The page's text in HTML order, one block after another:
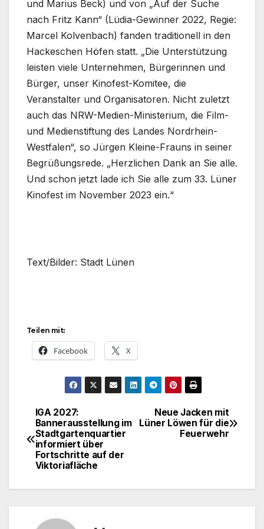
und Marius Beck) und von „Auf der Suche
nach Fritz Kann“ (Lüdia-Gewinner 2022, Regie:
Marcel Kolvenbach) fanden traditionell in den
Hackeschen Höfen statt. „Die Unterstützung
leisten viele Unternehmen, Bürgerinnen und
Bürger, unser Kinofest-Komitee, die
Veranstalter und Organisatoren. Nicht zuletzt
auch das NRW-Medien-Ministerium, die Film-
und Medienstiftung des Landes Nordrhein-
Westfalen“, so Jürgen Kleine-Frauns in seiner
Begrüßungsrede. „Herzlichen Dank an Sie alle.
Und schon jetzt lade ich Sie alle zum 33. Lüner
Kinofest im November 2023 ein.“
Text/Bilder: Stadt Lünen
Teilen mit:
Facebook X
Beitragsnavigation
Neue Jacken mit
Lüner Löwen für die
Feuerwehr
IGA 2027:
Bannerausstellung im
Stadtgartenquartier
informiert über
Fortschritte auf der
Viktoriafläche